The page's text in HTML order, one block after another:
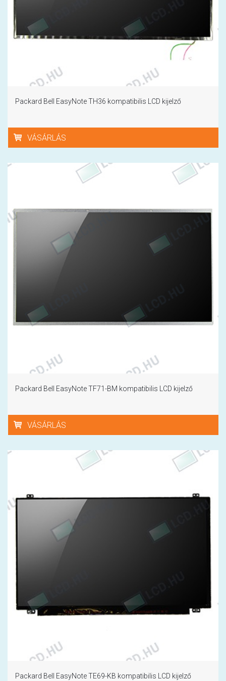
Packard Bell EasyNote TH36 kompatibilis LCD kijelző
VÁSÁRLÁS
Packard Bell EasyNote TF71-BM kompatibilis LCD kijelző
VÁSÁRLÁS
Packard Bell EasyNote TE69-KB kompatibilis LCD kijelző